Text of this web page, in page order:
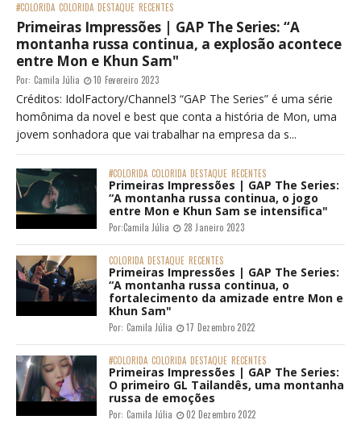
#COLORIDA COLORIDA DESTAQUE RECENTES
Primeiras Impressões | GAP The Series: “A
montanha russa continua, a explosão acontece
entre Mon e Khun Sam"
Por: Camila Júlia 10 Fevereiro 2023
Créditos: IdolFactory/Channel3 “GAP The Series” é uma série
homônima da novel e best que conta a história de Mon, uma
jovem sonhadora que vai trabalhar na empresa da s...
#COLORIDA COLORIDA DESTAQUE RECENTES
Primeiras Impressões | GAP The Series:
“A montanha russa continua, o jogo
entre Mon e Khun Sam se intensifica"
Por:Camila Júlia 28 Janeiro 2023
COLORIDA DESTAQUE RECENTES
Primeiras Impressões | GAP The Series:
“A montanha russa continua, o
fortalecimento da amizade entre Mon e
Khun Sam"
Por: Camila Júlia 17 Dezembro 2022
#COLORIDA COLORIDA DESTAQUE RECENTES
Primeiras Impressões | GAP The Series:
O primeiro GL Tailandês, uma montanha
russa de emoções
Por: Camila Júlia 02 Dezembro 2022